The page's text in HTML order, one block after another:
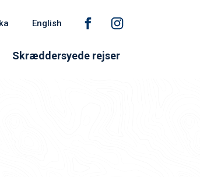
English
Skræddersyede rejser